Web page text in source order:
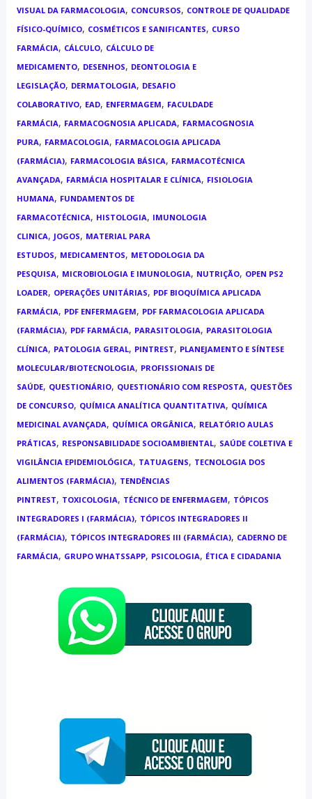
VISUAL DA FARMACOLOGIA, CONCURSOS, CONTROLE DE QUALIDADE
FÍSICO-QUÍMICO, COSMÉTICOS E SANIFICANTES, CURSO
FARMÁCIA, CÁLCULO, CÁLCULO DE
MEDICAMENTO, DESENHOS, DEONTOLOGIA E
LEGISLAÇÃO, DERMATOLOGIA, DESAFIO
COLABORATIVO, EAD, ENFERMAGEM, FACULDADE
FARMÁCIA, FARMACOGNOSIA APLICADA, FARMACOGNOSIA
PURA, FARMACOLOGIA, FARMACOLOGIA APLICADA
(FARMÁCIA), FARMACOLOGIA BÁSICA, FARMACOTÉCNICA
AVANÇADA, FARMÁCIA HOSPITALAR E CLÍNICA, FISIOLOGIA
HUMANA, FUNDAMENTOS DE
FARMACOTÉCNICA, HISTOLOGIA, IMUNOLOGIA
CLINICA, JOGOS, MATERIAL PARA
ESTUDOS, MEDICAMENTOS, METODOLOGIA DA
PESQUISA, MICROBIOLOGIA E IMUNOLOGIA, NUTRIÇÃO, OPEN PS2
LOADER, OPERAÇÕES UNITÁRIAS, PDF BIOQUÍMICA APLICADA
FARMÁCIA, PDF ENFERMAGEM, PDF FARMACOLOGIA APLICADA
(FARMÁCIA), PDF FARMÁCIA, PARASITOLOGIA, PARASITOLOGIA
CLÍNICA, PATOLOGIA GERAL, PINTREST, PLANEJAMENTO E SÍNTESE
MOLECULAR/BIOTECNOLOGIA, PROFISSIONAIS DE
SAÚDE, QUESTIONÁRIO, QUESTIONÁRIO COM RESPOSTA, QUESTÕES
DE CONCURSO, QUÍMICA ANALÍTICA QUANTITATIVA, QUÍMICA
MEDICINAL AVANÇADA, QUÍMICA ORGÂNICA, RELATÓRIO AULAS
PRÁTICAS, RESPONSABILIDADE SOCIOAMBIENTAL, SAÚDE COLETIVA E
VIGILÂNCIA EPIDEMIOLÓGICA, TATUAGENS, TECNOLOGIA DOS
ALIMENTOS (FARMÁCIA), TENDÊNCIAS
PINTREST, TOXICOLOGIA, TÉCNICO DE ENFERMAGEM, TÓPICOS
INTEGRADORES I (FARMÁCIA), TÓPICOS INTEGRADORES II
(FARMÁCIA), TÓPICOS INTEGRADORES III (FARMÁCIA), CADERNO DE
FARMÁCIA, GRUPO WHATSSAPP, PSICOLOGIA, ÉTICA E CIDADANIA